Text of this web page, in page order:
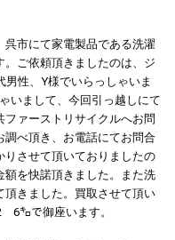
市にて家電製品である洗濯
ご依頼頂きましたのは、ジ
性、Y様でいらっしゃいま
いまして、今回引っ越しにて
ァーストリサイクルへお問
べ頂き、お電話にてお問合
させて頂いておりましたの
を快諾頂きました。また洗
きました。買取させて頂い
6㌔で御座います。